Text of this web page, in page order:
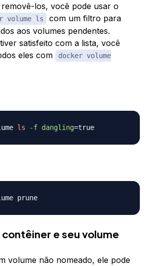
los, você pode usar o
volume ls
com um filtro para
aos volumes pendentes.
satisfeito com a lista, você
eles com
docker volume
ls -f dangling=
contêiner e seu volume
volume não nomeado, ele pode